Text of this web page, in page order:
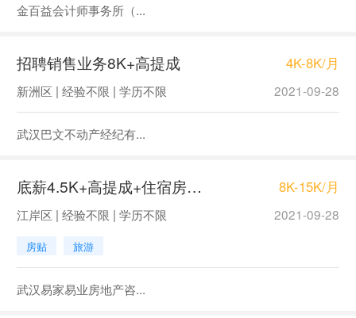
金百益会计师事务所（...
招聘销售业务8K+高提成 4K-8K/月
新洲区 | 经验不限 | 学历不限 2021-09-28
武汉巴文不动产经纪有...
底薪4.5K+高提成+住宿房产销售 8K-15K/月
江岸区 | 经验不限 | 学历不限 2021-09-28
房贴 旅游
武汉易家易业房地产咨...